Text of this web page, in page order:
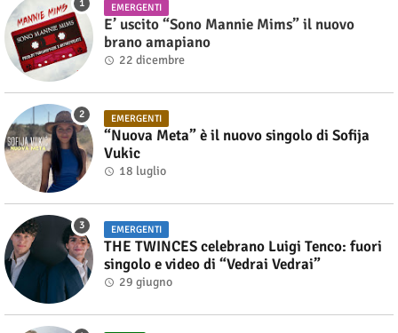
EMERGENTI
E’ uscito “Sono Mannie Mims” il nuovo
brano amapiano
22 dicembre
EMERGENTI
“Nuova Meta” è il nuovo singolo di Sofija
Vukic
18 luglio
EMERGENTI
THE TWINCES celebrano Luigi Tenco: fuori
singolo e video di “Vedrai Vedrai”
29 giugno